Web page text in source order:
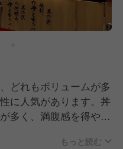
どれもボリュームが多
に人気があります。丼
多く、満腹感を得やす
もっと読む